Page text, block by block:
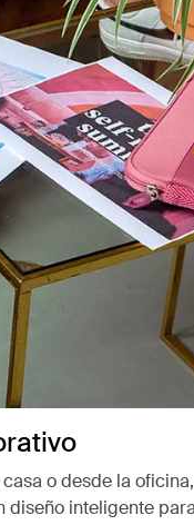
o desde la
diseño inteligente